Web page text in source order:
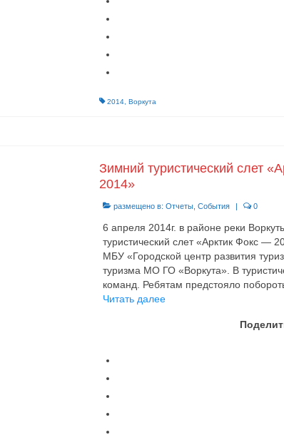
2014, Воркута
Зимний туристический слет
2014»
размещено в: Отчеты, События | 0
6 апреля 2014г. в районе реки
туристический слет «Арктик Фокс —
МБУ «Городской центр развития
туризма МО ГО «Воркута». В
команд. Ребятам предстояло
Читать далее